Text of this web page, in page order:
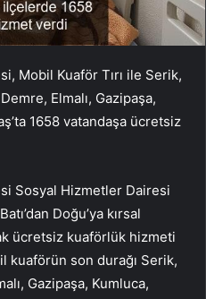
Mobil Kuaför Tırı ile Serik,
Elmalı, Gazipaşa,
1658 vatandaşa ücretsiz
Sosyal Hizmetler Dairesi
Doğu’ya kırsal
ücretsiz kuaförlük hizmeti
kuaförün son durağı Serik,
Gazipaşa, Kumluca,